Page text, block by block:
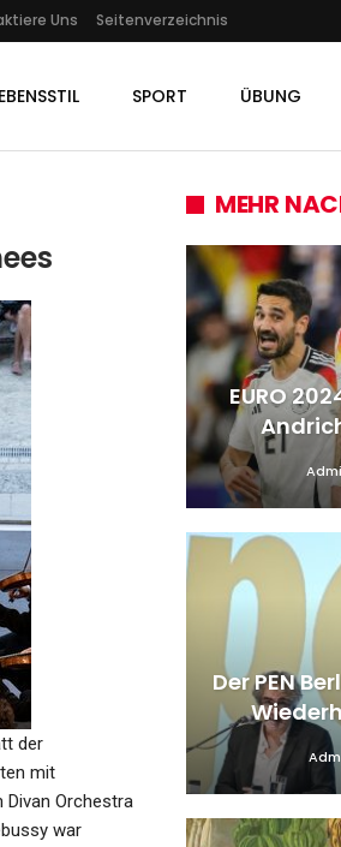
Uns Seitenverzeichnis
SPORT ÜBUNG
der
mit
Divan Orchestra
war
MEHR
Croisette
Im
–…
EURO
Der PEN